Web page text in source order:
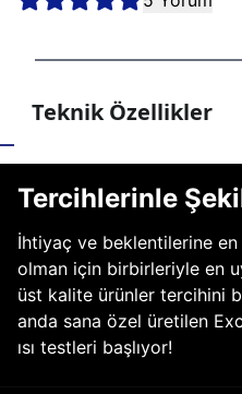
Teknik Özellikler
Tercihlerinle
İhtiyaç ve beklentilerine
olman için birbirleriyle en
üst kalite ürünler tercihini
anda sana özel üretilen
ısı testleri başlıyor!